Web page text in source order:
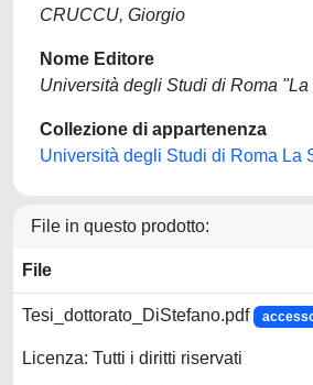
CRUCCU, Giorgio
Nome Editore
Università degli Studi di Roma
Collezione di appartenenza
Università degli Studi di Roma La
File in questo prodotto:
File
Tesi_dottorato_DiStefano.pdf
Licenza: Tutti i diritti riservati